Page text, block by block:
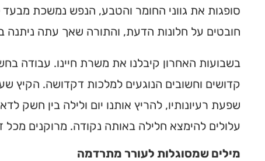
סופגות את גווני החומר והטבע, הנפש נמשכת מבעד
חובטים על חלונות הדעת, והתורה שאך עתה
בשבועות האחרון קיבלנו את משרת חיינו. עבודה
קדושים וחשובים הנוגעים למלכות דקדושה. הקיץ
שפעת רעיונותיו, להריץ אותנו יום ולילה בין
עלולים להימצא חלילה באותה נקודה. מרוקנים מכל
מילים שמסוגלות לעורר מתרדמה
מחפשים בית כנסת או
מוסד ברסלב?
ברסלב בארץ ובעולם! מצאו זמני תפילות, שיעורי
תורה, כתובות ודרכי הגעה בלחיצת כפתור.